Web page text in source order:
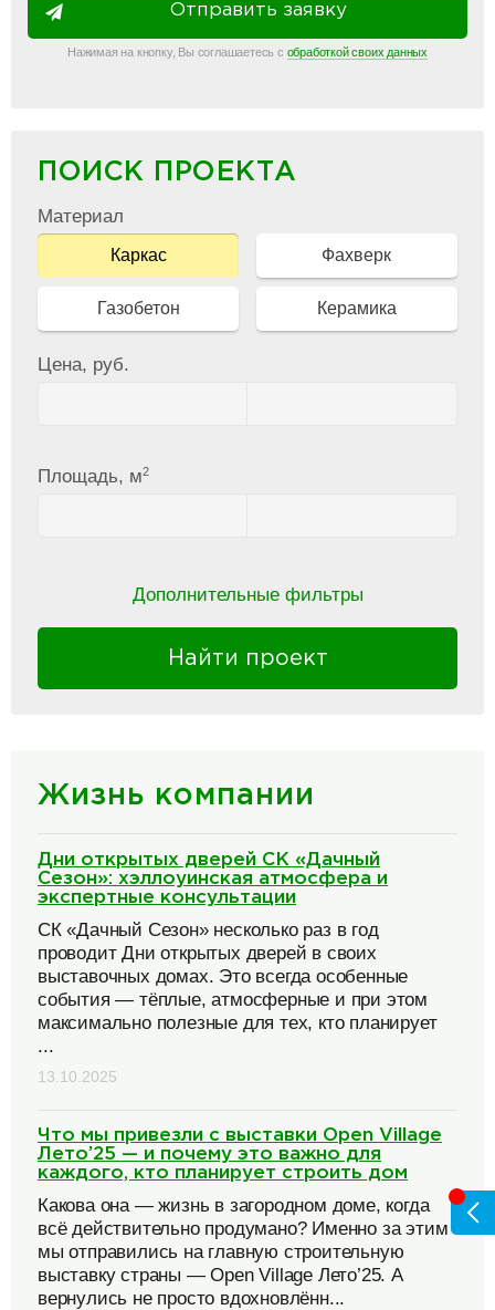
Отправить заявку
Нажимая на кнопку, Вы соглашаетесь с обработкой своих данных
ПОИСК ПРОЕКТА
Материал
Каркас Фахверк
Газобетон Керамика
Цена, руб.
Площадь, м2
Дополнительные фильтры
Найти проект
Жизнь компании
Дни открытых дверей СК «Дачный
Сезон»: хэллоуинская атмосфера и
экспертные консультации
СК «Дачный Сезон» несколько раз в год
проводит Дни открытых дверей в своих
выставочных домах. Это всегда особенные
события — тёплые, атмосферные и при этом
максимально полезные для тех, кто планирует
...
13.10.2025
Что мы привезли с выставки Open Village
Лето’25 — и почему это важно для
каждого, кто планирует строить дом
Какова она — жизнь в загородном доме, когда
всё действительно продумано? Именно за этим
мы отправились на главную строительную
выставку страны — Open Village Лето’25. А
вернулись не просто вдохновлённ...